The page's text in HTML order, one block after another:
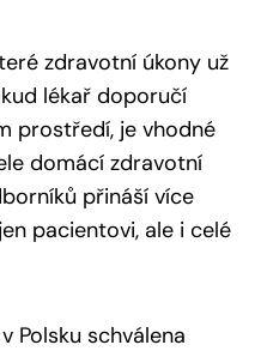
zdravotní úkony už
lékař doporučí
prostředí, je vhodné
domácí zdravotní
přináší více
pacientovi, ale i celé
Polsku schválena